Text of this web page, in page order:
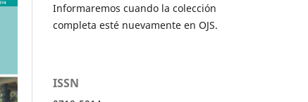
Informaremos cuando la colección
completa esté nuevamente en OJS.
ISSN